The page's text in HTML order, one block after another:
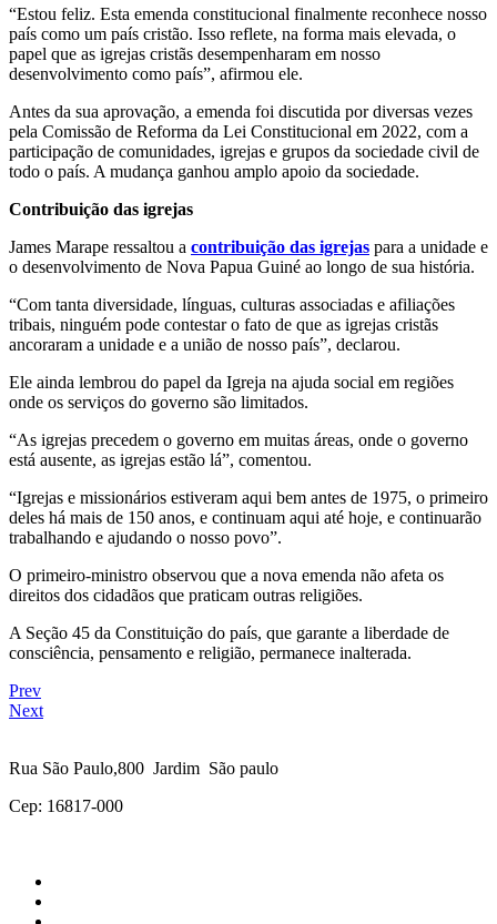
“Estou feliz. Esta emenda constitucional finalmente reconhece nosso
país como um país cristão. Isso reflete, na forma mais elevada, o
papel que as igrejas cristãs desempenharam em nosso
desenvolvimento como país”, afirmou ele.
Antes da sua aprovação, a emenda foi discutida por diversas vezes
pela Comissão de Reforma da Lei Constitucional em 2022, com a
participação de comunidades, igrejas e grupos da sociedade civil de
todo o país. A mudança ganhou amplo apoio da sociedade.
Contribuição das igrejas
James Marape ressaltou a contribuição das igrejas para a unidade e
o desenvolvimento de Nova Papua Guiné ao longo de sua história.
“Com tanta diversidade, línguas, culturas associadas e afiliações
tribais, ninguém pode contestar o fato de que as igrejas cristãs
ancoraram a unidade e a união de nosso país”, declarou.
Ele ainda lembrou do papel da Igreja na ajuda social em regiões
onde os serviços do governo são limitados.
“As igrejas precedem o governo em muitas áreas, onde o governo
está ausente, as igrejas estão lá”, comentou.
“Igrejas e missionários estiveram aqui bem antes de 1975, o primeiro
deles há mais de 150 anos, e continuam aqui até hoje, e continuarão
trabalhando e ajudando o nosso povo”.
O primeiro-ministro observou que a nova emenda não afeta os
direitos dos cidadãos que praticam outras religiões.
A Seção 45 da Constituição do país, que garante a liberdade de
consciência, pensamento e religião, permanece inalterada.
Prev
Next
Rua São Paulo,800 Jardim São paulo
Cep: 16817-000